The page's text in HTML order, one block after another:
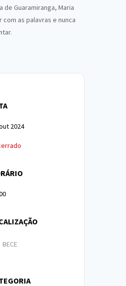
de Guaramiranga, Maria
com as palavras e nunca
2024
BECE